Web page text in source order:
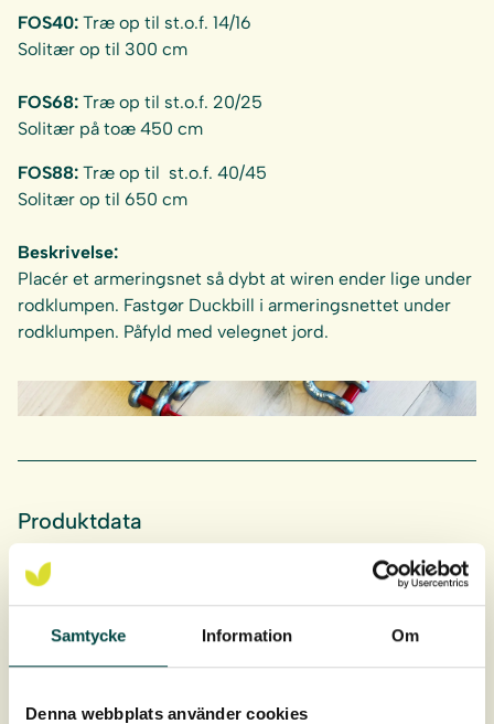
Samtycke Information Om
Denna webbplats använder cookies
FOS40: Træ op til st.o.f. 14/16
Solitær op til 300 cm
FOS68: Træ op til st.o.f. 20/25
Solitær på toæ 450 cm
FOS88: Træ op til st.o.f. 40/45
Solitær op til 650 cm
Beskrivelse:
Placér et armeringsnet så dybt at wiren ender lige under
rodklumpen. Fastgør Duckbill i armeringsnettet under
rodklumpen. Påfyld med velegnet jord.
Produktdata
Artikelnr
Artikelnr 9-12451 (FOS68)
Artikelnr 9-12283 (FOS88)